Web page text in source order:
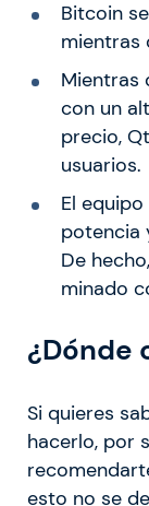
Bitcoin
mientras
Mientras
con un
precio,
usuarios.
El
potencia
De
minado
¿Dónde
Si quieres
hacerlo, por
esto no se